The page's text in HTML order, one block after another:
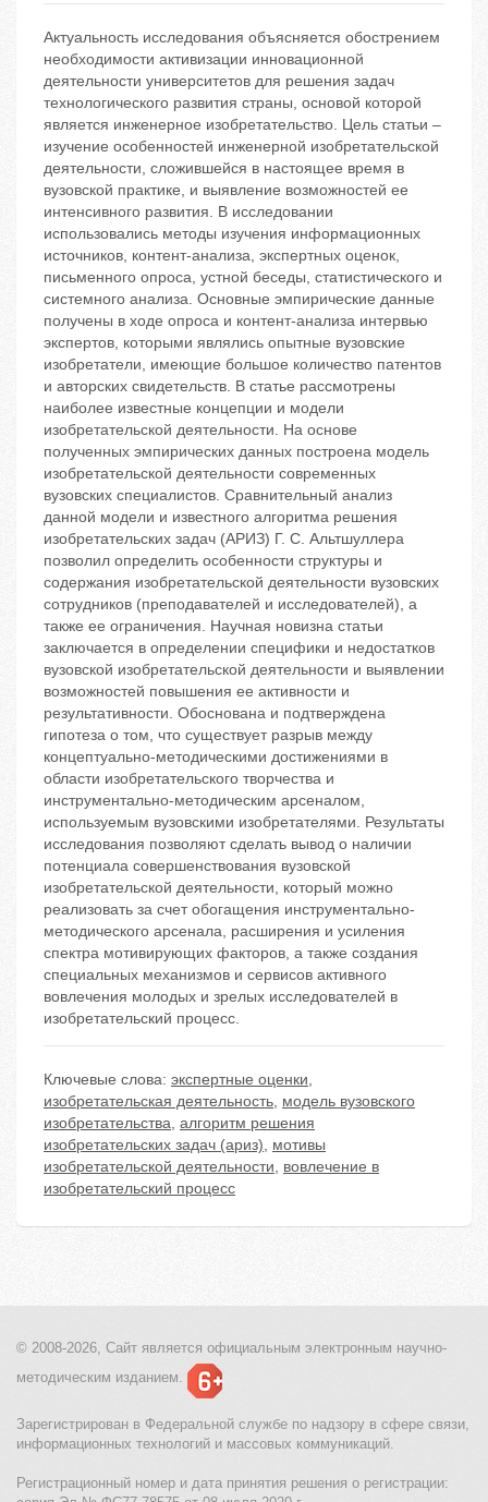
Актуальность исследования объясняется обострением
необходимости активизации инновационной
деятельности университетов для решения задач
технологического развития страны, основой которой
является инженерное изобретательство. Цель статьи –
изучение особенностей инженерной изобретательской
деятельности, сложившейся в настоящее время в
вузовской практике, и выявление возможностей ее
интенсивного развития. В исследовании
использовались методы изучения информационных
источников, контент-анализа, экспертных оценок,
письменного опроса, устной беседы, статистического и
системного анализа. Основные эмпирические данные
получены в ходе опроса и контент-анализа интервью
экспертов, которыми являлись опытные вузовские
изобретатели, имеющие большое количество патентов
и авторских свидетельств. В статье рассмотрены
наиболее известные концепции и модели
изобретательской деятельности. На основе
полученных эмпирических данных построена модель
изобретательской деятельности современных
вузовских специалистов. Сравнительный анализ
данной модели и известного алгоритма решения
изобретательских задач (АРИЗ) Г. С. Альтшуллера
позволил определить особенности структуры и
содержания изобретательской деятельности вузовских
сотрудников (преподавателей и исследователей), а
также ее ограничения. Научная новизна статьи
заключается в определении специфики и недостатков
вузовской изобретательской деятельности и выявлении
возможностей повышения ее активности и
результативности. Обоснована и подтверждена
гипотеза о том, что существует разрыв между
концептуально-методическими достижениями в
области изобретательского творчества и
инструментально-методическим арсеналом,
используемым вузовскими изобретателями. Результаты
исследования позволяют сделать вывод о наличии
потенциала совершенствования вузовской
изобретательской деятельности, который можно
реализовать за счет обогащения инструментально-
методического арсенала, расширения и усиления
спектра мотивирующих факторов, а также создания
специальных механизмов и сервисов активного
вовлечения молодых и зрелых исследователей в
изобретательский процесс.
Ключевые слова: экспертные оценки,
изобретательская деятельность, модель вузовского
изобретательства, алгоритм решения
изобретательских задач (ариз), мотивы
изобретательской деятельности, вовлечение в
изобретательский процесс
© 2008-2026, Сайт является официальным электронным научно-
методическим изданием.
Зарегистрирован в Федеральной службе по надзору в сфере связи,
информационных технологий и массовых коммуникаций.
Регистрационный номер и дата принятия решения о регистрации: